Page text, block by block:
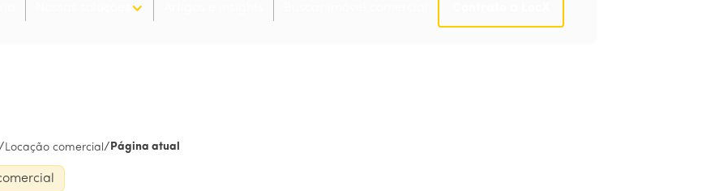
Contrate a LocX
Locação comercial /Página atual